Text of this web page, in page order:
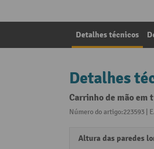
Detalhes técnicos
Detalhes
Carrinho de mão em
Número do artigo:223593 |
Altura das paredes